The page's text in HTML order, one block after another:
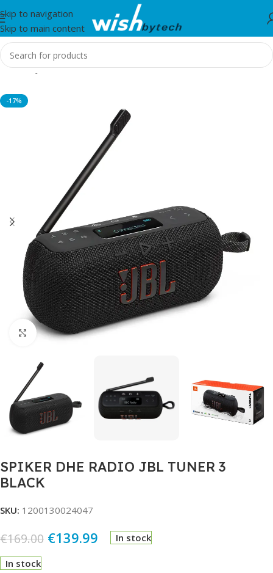
Skip to navigation
Skip to main content
Home/JBL
-17%
Click to enlarge
SPIKER DHE RADIO JBL TUNER 3
BLACK
SKU: 1200130024047
€169.00 €139.99 In stock
In stock